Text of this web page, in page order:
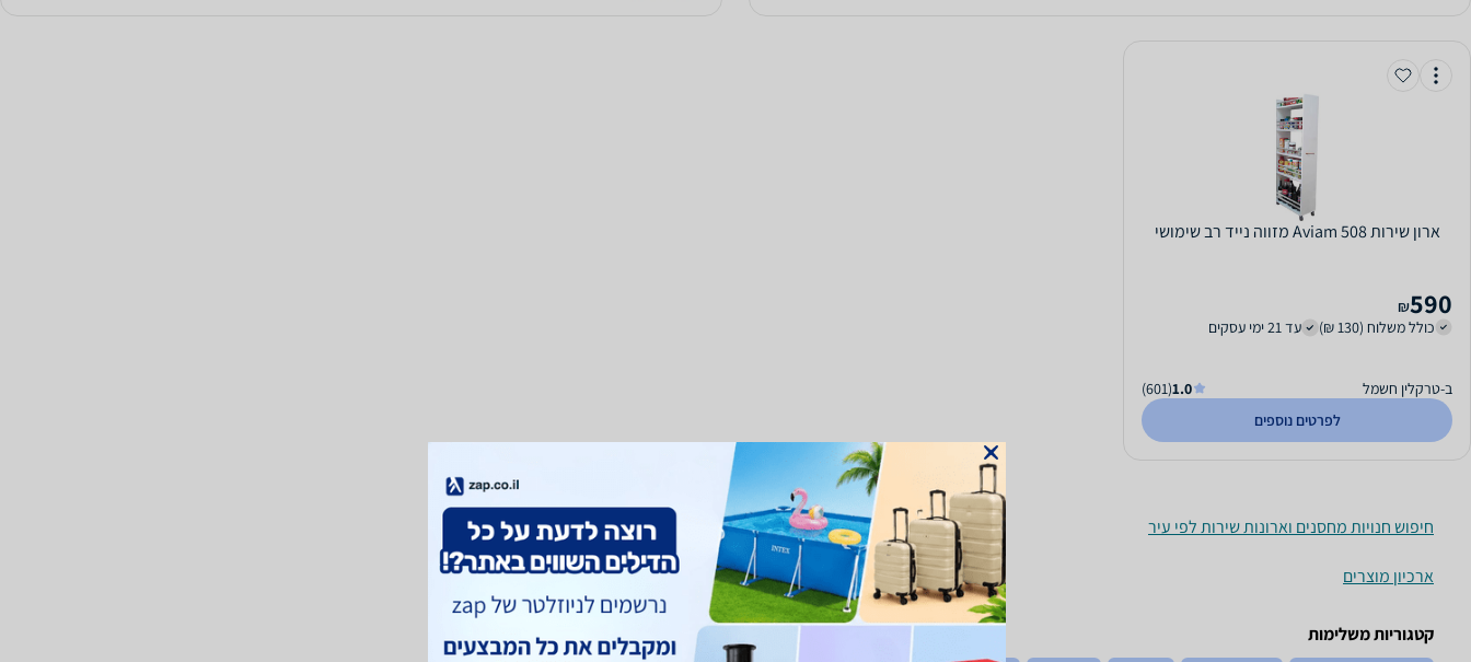
‏ארון שירות Aviam 508 מזווה נייד רב שימושי
590
₪
כולל משלוח (130 ₪)
עד 21 ימי עסקים
ב-טרקלין חשמל 1.0
(601)
לפרטים נוספים
חיפוש חנויות מחסנים וארונות שירות לפי עיר
ארכיון מוצרים
קטגוריות משלימות